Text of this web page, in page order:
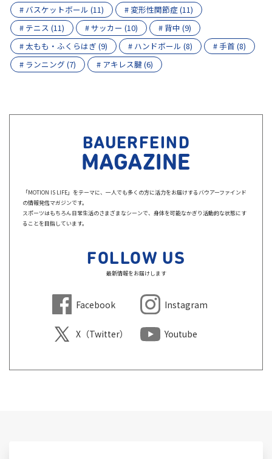
# バスケットボール (11)
# 変形性関節症 (11)
# テニス (11)
# サッカー (10)
# 背中 (9)
# 太もも・ふくらはぎ (9)
# ハンドボール (8)
# 手首 (8)
# ランニング (7)
# アキレス腱 (6)
BAUERFEIND
MAGAZINE
「MOTION IS LIFE」をテーマに、一人でも多くの方に活力をお届けするバウアーファインド
の情報発信マガジンです。
スポーツはもちろん日常生活のさまざまなシーンで、身体を可能なかぎり活動的な状態にす
ることを目指しています。
FOLLOW US
最新情報をお届けします
Facebook Instagram
X（Twitter） Youtube